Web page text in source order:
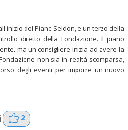
del Piano Seldon, e un terzo della
diretto della Fondazione. Il piano
ma un consigliere inizia ad avere la
non sia in realtà scomparsa,
degli eventi per imporre un nuovo
2